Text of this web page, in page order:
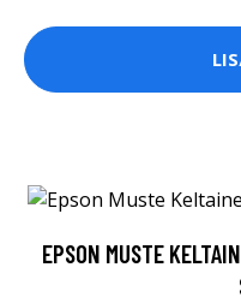
EPSON MUSTE